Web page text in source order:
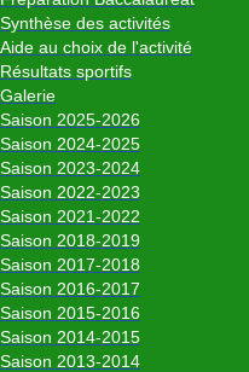
Synthèse des activités
Aide au choix de l'activité
Résultats sportifs
Galerie
Saison 2025-2026
Saison 2024-2025
Saison 2023-2024
Saison 2022-2023
Saison 2021-2022
Saison 2018-2019
Saison 2017-2018
Saison 2016-2017
Saison 2015-2016
Saison 2014-2015
Saison 2013-2014